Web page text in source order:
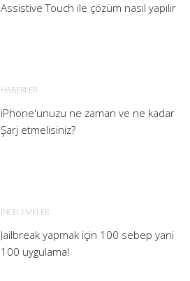
Assistive Touch ile çözüm nasıl yapılır
HABERLER
iPhone'unuzu ne zaman ve ne kadar
Şarj etmelisiniz?
İNCELEMELER
Jailbreak yapmak için 100 sebep yani
100 uygulama!